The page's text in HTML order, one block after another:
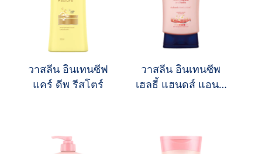
วาสลีน อินเทนซีฟ
แคร์ ดีพ รีสโตร์
วาสลีน อินเทนซีพ
เฮลธี้ แฮนดส์ แอนด์